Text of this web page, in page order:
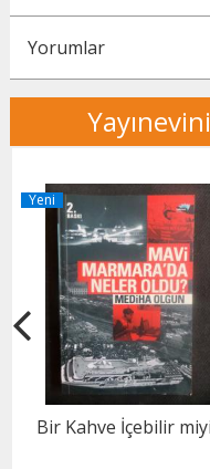
Yorumlar
Yeni
Bir Kahve İçebilir